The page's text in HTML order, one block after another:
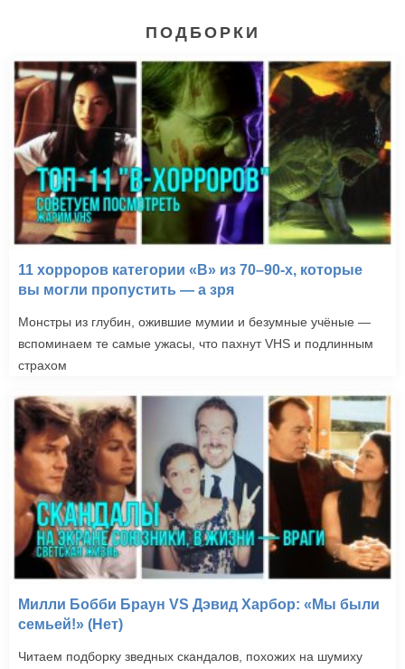
ПОДБОРКИ
11 хорроров категории «B» из 70–90-х, которые
вы могли пропустить — а зря
Монстры из глубин, ожившие мумии и безумные учёные —
вспоминаем те самые ужасы, что пахнут VHS и подлинным
страхом
Милли Бобби Браун VS Дэвид Харбор: «Мы были
семьей!» (Нет)
Читаем подборку зведных скандалов, похожих на шумиху